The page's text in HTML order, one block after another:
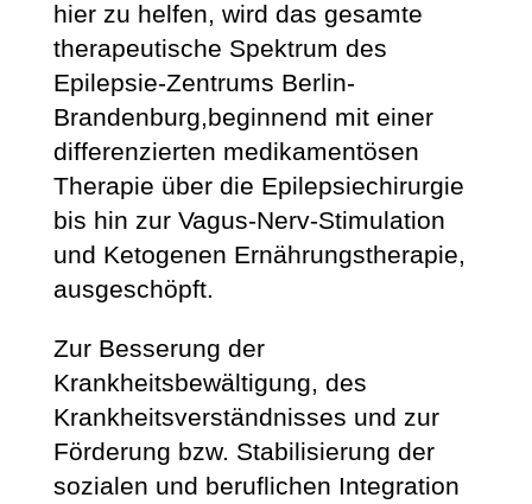
hier zu helfen, wird das gesamte
therapeutische Spektrum des
Epilepsie-Zentrums Berlin-
Brandenburg,beginnend mit einer
differenzierten medikamentösen
Therapie über die Epilepsiechirurgie
bis hin zur Vagus-Nerv-Stimulation
und Ketogenen Ernährungstherapie,
ausgeschöpft.
Zur Besserung der
Krankheitsbewältigung, des
Krankheitsverständnisses und zur
Förderung bzw. Stabilisierung der
sozialen und beruflichen Integration